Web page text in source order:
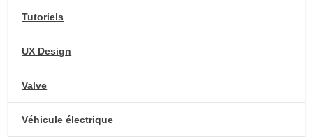
Tutoriels
UX Design
Valve
Véhicule électrique